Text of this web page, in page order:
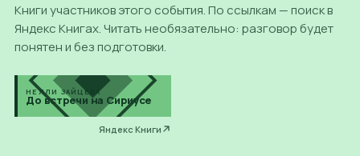
Книги участников этого события. По ссылкам — поиск в
Яндекс Книгах. Читать необязательно: разговор будет
понятен и без подготовки.
НЕЛЛИ ЗАЙЦЕВА
До встречи на Сириусе
Яндекс Книги